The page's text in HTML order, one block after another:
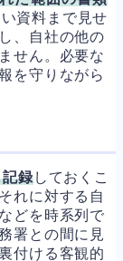
資料まで見せ
、自社の他の
せん。必要な
を守りながら
録しておくこ
れに対する自
どを時系列で
署との間に見
付ける客観的